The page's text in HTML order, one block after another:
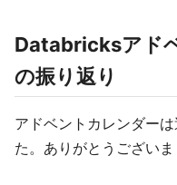
Databricksアド
の振り返り
アドベントカレンダー
た。ありがとうございま